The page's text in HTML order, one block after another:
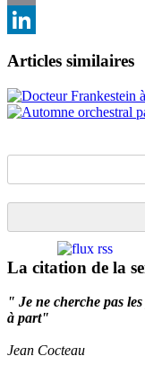
Email
Articles similaires
La citation de la
" Je ne cherche pas
à part"
Jean Cocteau